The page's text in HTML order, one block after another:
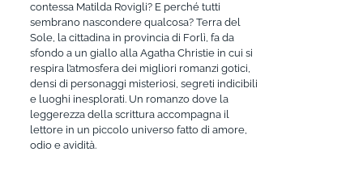
contessa Matilda Rovigli? E perché tutti
sembrano nascondere qualcosa? Terra del
Sole, la cittadina in provincia di Forlì, fa da
sfondo a un giallo alla Agatha Christie in cui si
respira l’atmosfera dei migliori romanzi gotici,
densi di personaggi misteriosi, segreti indicibili
e luoghi inesplorati. Un romanzo dove la
leggerezza della scrittura accompagna il
lettore in un piccolo universo fatto di amore,
odio e avidità.